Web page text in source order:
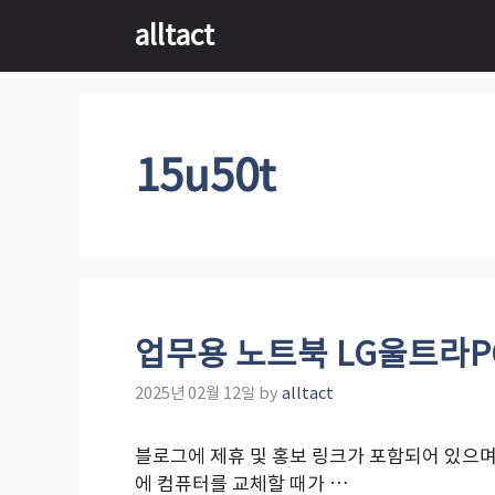
content
alltact
15u50t
업무용 노트북 LG울트라
2025년 02월 12일 by alltact
블로그에 제휴 및 홍보 링크가 포함되어 있으
에 컴퓨터를 교체할 때가 …